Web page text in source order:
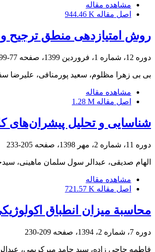
مشاهده مقاله
اصل مقاله 944.46 K
روش امتیازدهی منطق ترجیح و
دوره 12، شماره 1، فروردین 1399، صفحه 77-99
بی بی زهرا مظلوم، سعید پورمنافی، علیرضا
مشاهده مقاله
اصل مقاله 1.28 M
شناسایی و تحلیل پیشران‌های
دوره 11، شماره 2، مهر 1398، صفحه 205-233
الهام صدیقی، عبدالر سول سلمان ماهینی،
مشاهده مقاله
اصل مقاله 721.57 K
محاسبة میزان انطباق
دوره 7، شماره 2، 1394، صفحه 209-230
فاطمه حاجی زاده، سید حامد میرکریمی،